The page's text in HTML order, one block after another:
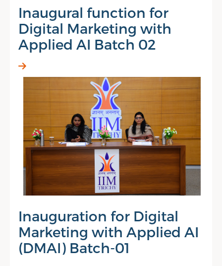
Inaugural function for
Digital Marketing with
Applied AI Batch 02
Inauguration for Digital
Marketing with Applied AI
(DMAI) Batch-01